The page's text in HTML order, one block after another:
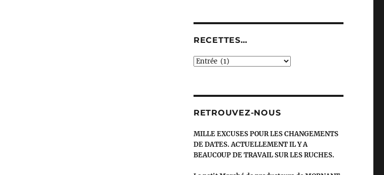
RECETTES…
recettes…
RETROUVEZ-NOUS
MILLE EXCUSES POUR LES CHANGEMENTS
DE DATES. ACTUELLEMENT IL Y A
BEAUCOUP DE TRAVAIL SUR LES RUCHES.